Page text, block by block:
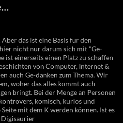
das ist eine Basis für den
nicht nur darum sich mit "Ge-
ist einerseits einen Platz zu schaffen
von Computer, Internet &
auch Ge-danken zum Thema. Wir
woher das alles kommt auch
bringt. Bei der Menge an Personen
komisch, kurios und
mit dem K werden können. Ist es
Digisaurier